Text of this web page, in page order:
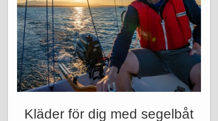
Kläder för dig med segelbåt